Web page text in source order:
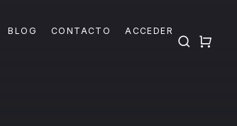
BLOG CONTACTO ACCEDER